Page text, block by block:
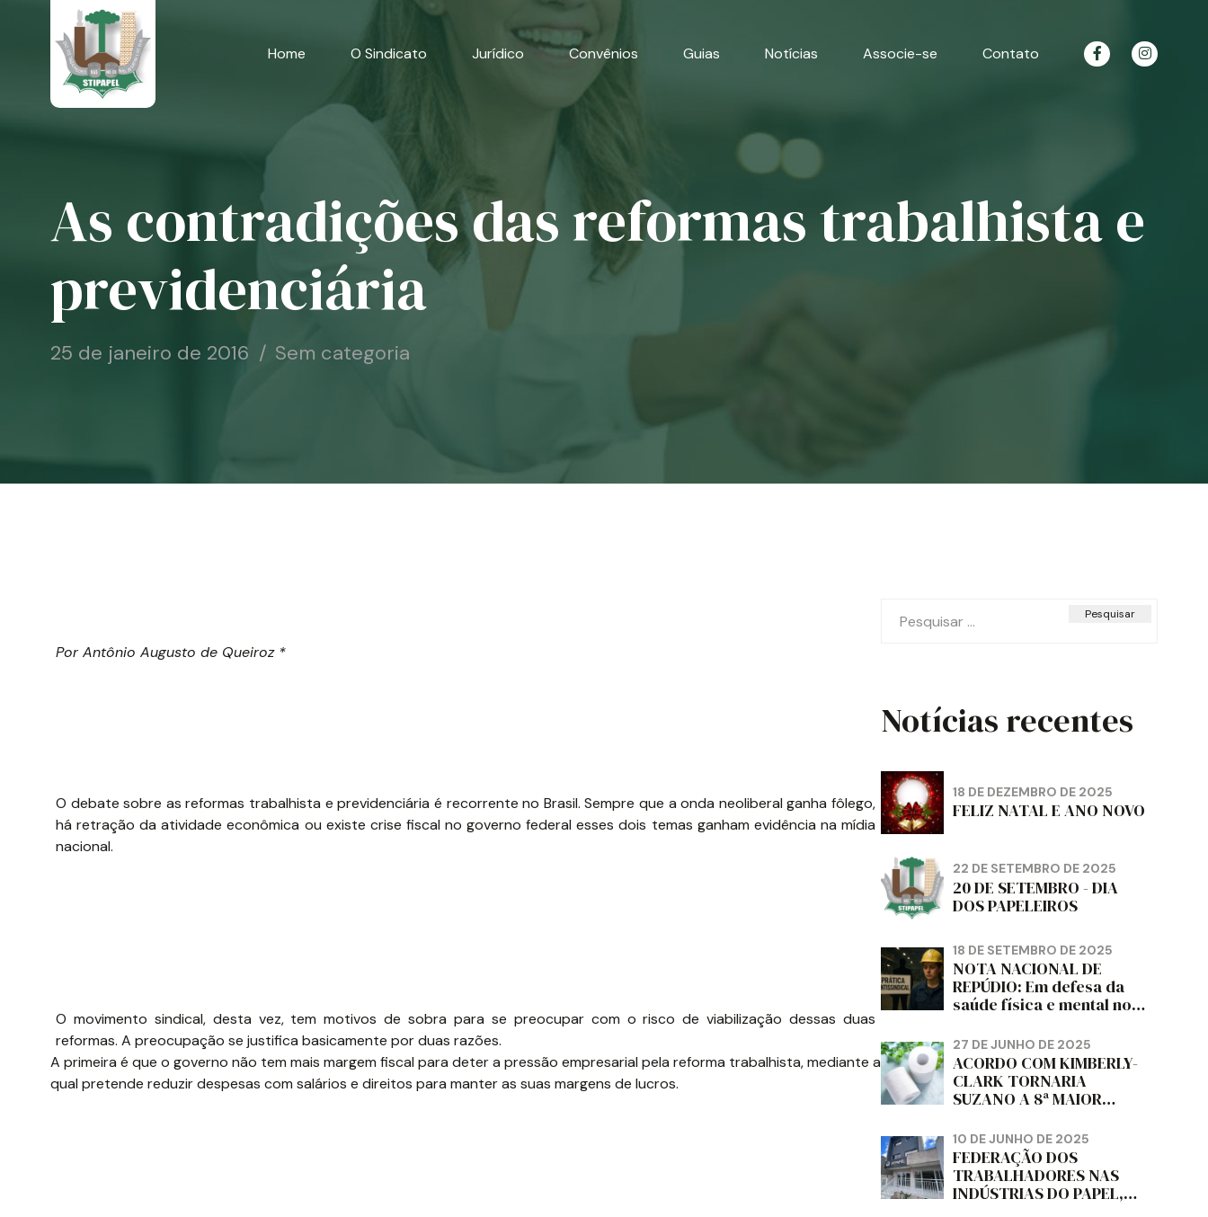
Home O Sindicato Jurídico Convênios Guias Notícias Associe-se Contato
As contradições das reformas trabalhista e
previdenciária
25 de janeiro de 2016 Sem categoria
Por Antônio Augusto de Queiroz *
O debate sobre as reformas trabalhista e previdenciária é recorrente no Brasil. Sempre que a onda neoliberal ganha fôlego,
há retração da atividade econômica ou existe crise fiscal no governo federal esses dois temas ganham evidência na mídia
nacional.
O movimento sindical, desta vez, tem motivos de sobra para se preocupar com o risco de viabilização dessas duas
reformas. A preocupação se justifica basicamente por duas razões.
A primeira é que o governo não tem mais margem fiscal para deter a pressão empresarial pela reforma trabalhista, mediante a
qual pretende reduzir despesas com salários e direitos para manter as suas margens de lucros.
por:
Notícias recentes
18 DE DEZEMBRO DE 2025
FELIZ NATAL E ANO NOVO
22 DE SETEMBRO DE 2025
20 DE SETEMBRO - DIA
DOS PAPELEIROS
18 DE SETEMBRO DE 2025
NOTA NACIONAL DE
REPÚDIO: Em defesa da
saúde física e mental no
da dignidade sindical.
27 DE JUNHO DE 2025
ACORDO COM KIMBERLY-
CLARK TORNARIA
SUZANO A 8ª MAIOR
HIGIÊNICO DO MUNDO,
DIZ FITCH
10 DE JUNHO DE 2025
FEDERAÇÃO DOS
TRABALHADORES NAS
INDÚSTRIAS DO PAPEL,